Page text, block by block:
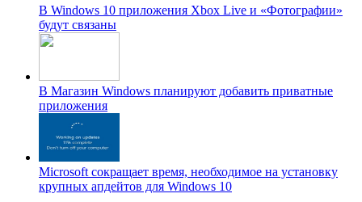
В Windows 10 приложения Xbox Live и «Фотографии»
будут связаны
В Магазин Windows планируют добавить приватные
приложения
Microsoft сокращает время, необходимое на установку
крупных апдейтов для Windows 10